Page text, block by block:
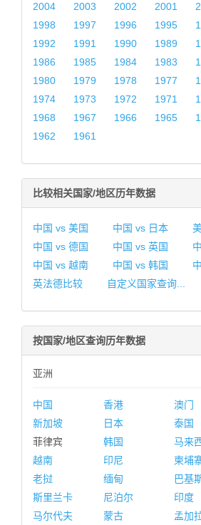
2004
2003 2002 2001
1998
1997 1996 1995
1992
1991 1990 1989
1986
1985 1984 1983
1980
1979 1978 1977
1974
1973 1972 1971
1968
1967 1966 1965
1962
1961
比较相关国家/地区历年数据
中国 vs 美国 中国 vs 日本
中国 vs 德国
中国 vs 英国
中国 vs 越南
中国 vs 韩国
英法德比较
自定义国家查询...
按国家/地区查询历年数据
亚洲
中国 香港
澳门
新加坡
日本
泰国
菲律宾
韩国
马来
越南
印尼
柬埔
老挝
缅甸
巴基
斯里兰卡
尼泊尔
印度
马尔代夫
蒙古
孟加